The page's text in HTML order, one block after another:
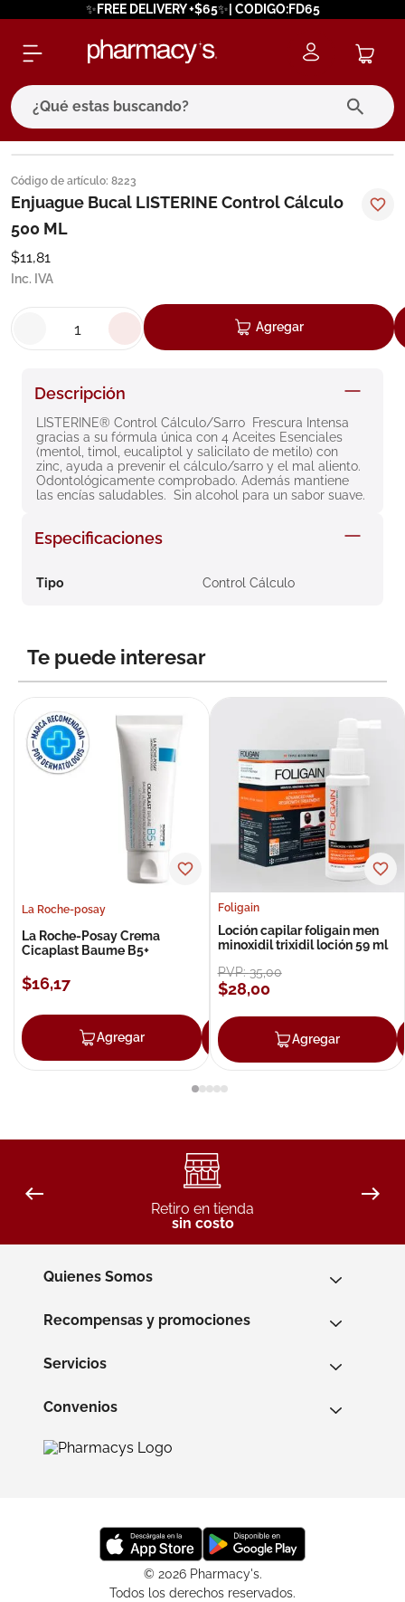
✨FREE DELIVERY +$65✨| CODIGO:FD65
¿Qué estas buscando?
Código de artículo: 8223
Enjuague Bucal LISTERINE Control Cálculo
500 ML
$11,81
Inc. IVA
Agregar
Descripción
LISTERINE® Control Cálculo/Sarro  Frescura Intensa
gracias a su fórmula única con 4 Aceites Esenciales
(mentol, timol, eucaliptol y salicilato de metilo) con
zinc, ayuda a prevenir el cálculo/sarro y el mal aliento.
Odontológicamente comprobado. Además mantiene
las encías saludables.  Sin alcohol para un sabor suave.
Especificaciones
Tipo Control Cálculo
Te puede interesar
La Roche-posay
La Roche-Posay Crema
Cicaplast Baume B5+
$16,17
Agregar Agregar
Foligain
Loción capilar foligain men
minoxidil trixidil loción 59 ml
PVP:35,00
$28,00
Agregar
Retiro en tienda
sin costo
Quienes Somos
Recompensas y promociones
Servicios
Convenios
© 2026 Pharmacy's.
Todos los derechos reservados.
términos más buscados
1. eucerin
2. protector solar
3.
cerave
7. degraler
8. roche posay
9. isdin
10.neumoflux